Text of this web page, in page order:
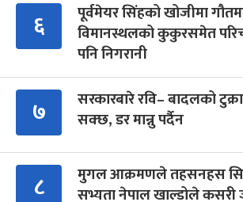
६
पूर्वमेयर सिंहको खोजीमा
विमानस्थलको कुकुरसमेत
पनि निगरानी
७
सरकारबारे रवि– बादलको
सक्छ, डर मान्नु पर्दैन
८
मुगल आक्रमणले तहसनहस
सभ्यता नेपाल खाल्डोले कसरी